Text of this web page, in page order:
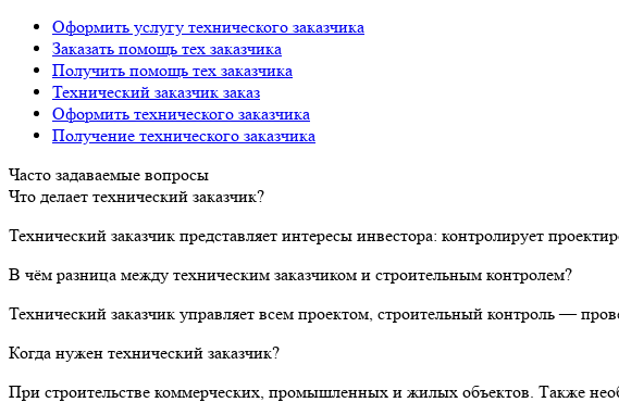
Оформить услугу технического заказчика
Заказать помощь тех заказчика
Получить помощь тех заказчика
Технический заказчик заказ
Оформить технического заказчика
Получение технического заказчика
Часто задаваемые вопросы
Что делает технический заказчик?
Технический заказчик представляет интересы инвестора: контролирует
В чём разница между техническим заказчиком и строительным контролем?
Технический заказчик управляет всем проектом, строительный контроль —
Когда нужен технический заказчик?
При строительстве коммерческих, промышленных и жилых объектов. Также